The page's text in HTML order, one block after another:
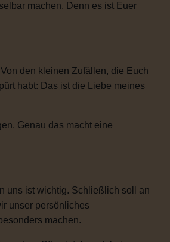
machen. Denn es ist Euer
den kleinen Zufällen, die Euch
habt: Das ist die Liebe meines
Genau das macht eine
uns ist wichtig. Schließlich soll an
unser persönliches
machen.